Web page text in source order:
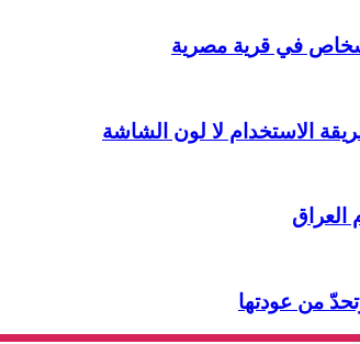
الاستخدام لا لون الشاشة
العراق
من عودتها